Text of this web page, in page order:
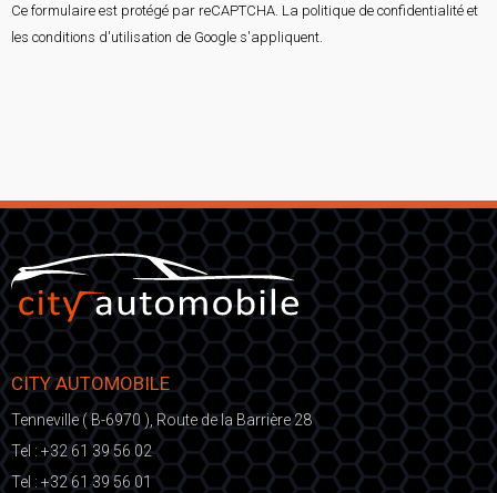
Ce formulaire est protégé par reCAPTCHA. La politique de confidentialité et
les conditions d'utilisation de Google s'appliquent.
CITY AUTOMOBILE
Tenneville ( B-6970 ), Route de la Barrière 28
Tel : +32 61 39 56 02
Tel : +32 61 39 56 01